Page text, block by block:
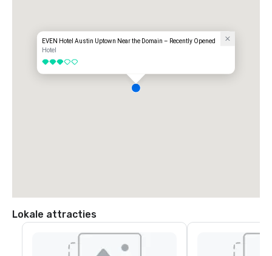
Vanaf de I-35 in noordelijke richting neemt u afrit 245 Howard Lane.
Linksaf op Howard Lane, rechtsaf op de TX-1 Loop/Mopac-serviceweg
rechtsaf bij de tweede rit voorbij Scofield Ridge Pkwy en sla rechtsaf
naar de EVEN-ingang.
EVEN Hotel Austin Uptown Near the Domain – Recently Opened
Hotel
3 van 5
Lokale attracties